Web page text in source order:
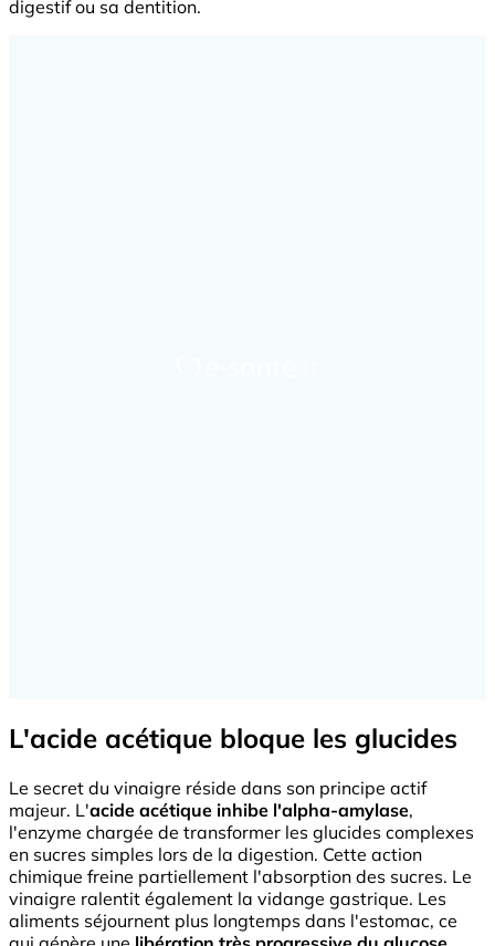
digestif ou sa dentition.
L'acide acétique bloque les glucides
Le secret du vinaigre réside dans son principe actif
majeur. L'acide acétique inhibe l'alpha-amylase,
l'enzyme chargée de transformer les glucides complexes
en sucres simples lors de la digestion. Cette action
chimique freine partiellement l'absorption des sucres. Le
vinaigre ralentit également la vidange gastrique. Les
aliments séjournent plus longtemps dans l'estomac, ce